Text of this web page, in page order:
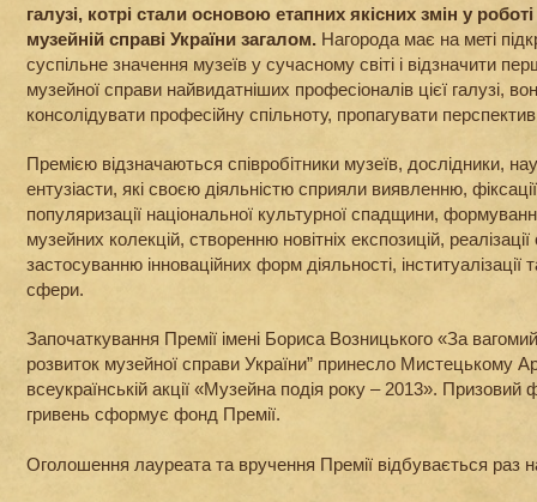
галузі, котрі стали основою етапних якісних змін у
музейній справі України загалом. Нагорода має на меті
суспільне значення музеїв у сучасному світі і відзначити
музейної справи найвидатніших професіоналів цієї галузі,
консолідувати професійну спільноту, пропагувати
Премією відзначаються співробітники музеїв, дослідники,
ентузіасти, які своєю діяльністю сприяли виявленню,
популяризації національної культурної спадщини,
музейних колекцій, створенню новітніх експозицій, реалізації
застосуванню інноваційних форм діяльності, інституалізації
сфери.
Започаткування Премії імені Бориса Возницького «За
розвиток музейної справи України” принесло Мистецькому
всеукраїнській акції «Музейна подія року – 2013». Призовий
гривень сформує фонд Премії.
Оголошення лауреата та вручення Премії відбувається раз